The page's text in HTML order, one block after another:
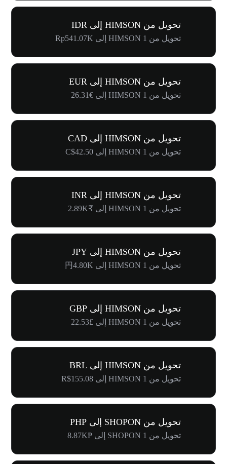
تحويل من HIMSON إلى IDR
تحويل من 1 HIMSON إلى Rp541.07K
تحويل من HIMSON إلى EUR
تحويل من 1 HIMSON إلى €26.31
تحويل من HIMSON إلى CAD
تحويل من 1 HIMSON إلى C$42.50
تحويل من HIMSON إلى INR
تحويل من 1 HIMSON إلى ₹2.89K
تحويل من HIMSON إلى JPY
تحويل من 1 HIMSON إلى 円4.80K
تحويل من HIMSON إلى GBP
تحويل من 1 HIMSON إلى £22.53
تحويل من HIMSON إلى BRL
تحويل من 1 HIMSON إلى R$155.08
تحويل من SHOPON إلى PHP
تحويل من 1 SHOPON إلى ₱8.87K